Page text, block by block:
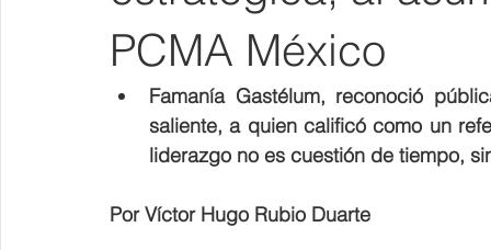
PCMA México
Famanía Gastélum, reconoció
saliente, a quien calificó como un
liderazgo no es cuestión de tiempo,
Por Víctor Hugo Rubio Duarte